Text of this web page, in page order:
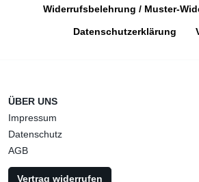
Widerrufsbelehrung / Muster-
Datenschutzerklärung
ÜBER UNS
Impressum
Datenschutz
AGB
Vertrag widerrufen